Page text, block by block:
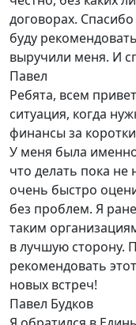
договорах.
буду
выручили меня. И
Павел
Ребята, всем
ситуация, когда
финансы за
У меня была именно
что делать пока
очень быстро
без проблем. Я
таким
в лучшую сторону.
рекомендовать
новых встреч!
Павел Будков